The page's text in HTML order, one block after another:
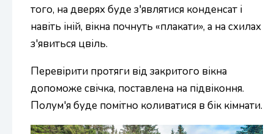
того, на дверях буде з'являтися конденсат і
навіть іній, вікна почнуть «плакати», а на схилах
з'явиться цвіль.
Перевірити протяги від закритого вікна
допоможе свічка, поставлена ​​на підвіконня.
Полум'я буде помітно коливатися в бік кімнати.